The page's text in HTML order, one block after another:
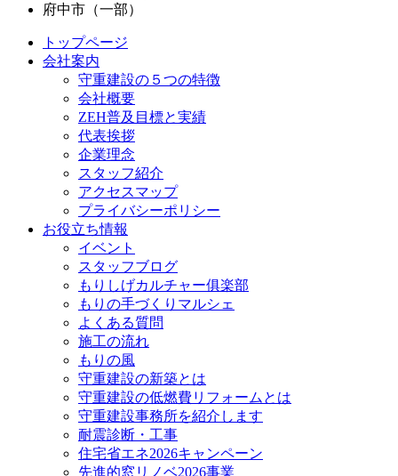
府中市（一部）
トップページ
会社案内
守重建設の５つの特徴
会社概要
ZEH普及目標と実績
代表挨拶
企業理念
スタッフ紹介
アクセスマップ
プライバシーポリシー
お役立ち情報
イベント
スタッフブログ
もりしげカルチャー俱楽部
もりの手づくりマルシェ
よくある質問
施工の流れ
もりの風
守重建設の新築とは
守重建設の低燃費リフォームとは
守重建設事務所を紹介します
耐震診断・工事
住宅省エネ2026キャンペーン
先進的窓リノベ2026事業